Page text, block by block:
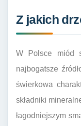
Z jakich
W Polsce miód
najbogatsze
świerkowa
składniki
łagodniejszym